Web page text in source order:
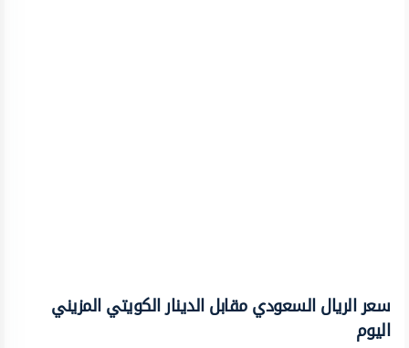
سعر الريال السعودي مقابل الدينار الكويتي المزيني
اليوم